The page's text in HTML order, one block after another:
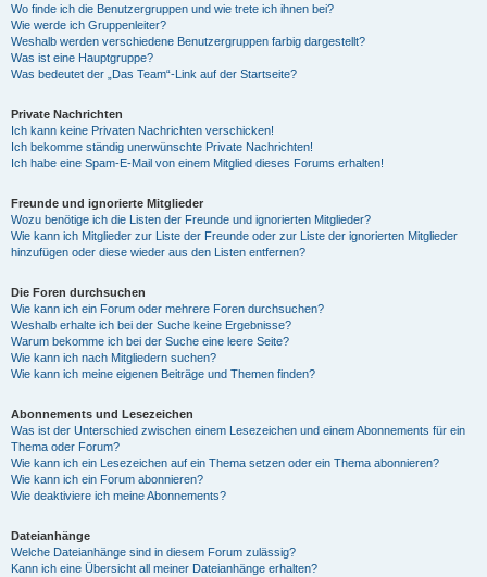
Wo finde ich die Benutzergruppen und wie trete ich ihnen bei?
Wie werde ich Gruppenleiter?
Weshalb werden verschiedene Benutzergruppen farbig dargestellt?
Was ist eine Hauptgruppe?
Was bedeutet der „Das Team“-Link auf der Startseite?
Private Nachrichten
Ich kann keine Privaten Nachrichten verschicken!
Ich bekomme ständig unerwünschte Private Nachrichten!
Ich habe eine Spam-E-Mail von einem Mitglied dieses Forums erhalten!
Freunde und ignorierte Mitglieder
Wozu benötige ich die Listen der Freunde und ignorierten Mitglieder?
Wie kann ich Mitglieder zur Liste der Freunde oder zur Liste der ignorierten Mitglieder
hinzufügen oder diese wieder aus den Listen entfernen?
Die Foren durchsuchen
Wie kann ich ein Forum oder mehrere Foren durchsuchen?
Weshalb erhalte ich bei der Suche keine Ergebnisse?
Warum bekomme ich bei der Suche eine leere Seite?
Wie kann ich nach Mitgliedern suchen?
Wie kann ich meine eigenen Beiträge und Themen finden?
Abonnements und Lesezeichen
Was ist der Unterschied zwischen einem Lesezeichen und einem Abonnements für ein
Thema oder Forum?
Wie kann ich ein Lesezeichen auf ein Thema setzen oder ein Thema abonnieren?
Wie kann ich ein Forum abonnieren?
Wie deaktiviere ich meine Abonnements?
Dateianhänge
Welche Dateianhänge sind in diesem Forum zulässig?
Kann ich eine Übersicht all meiner Dateianhänge erhalten?